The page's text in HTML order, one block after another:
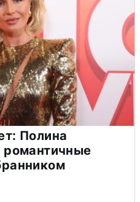
Полина
романтичные